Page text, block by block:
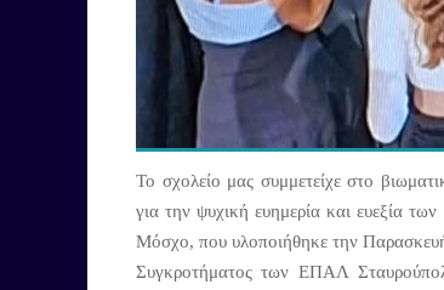
Το σχολείο μας συμμετείχε στο
για την ψυχική ευημερία και ευεξία
Μόσχο, που υλοποιήθηκε την
Συγκροτήματος των ΕΠΑΛ